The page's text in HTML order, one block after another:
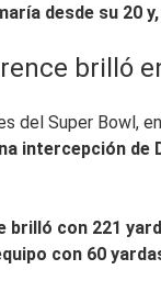
desde su 20
brilló
del Super Bowl,
intercepción de
brilló con 221
con 60